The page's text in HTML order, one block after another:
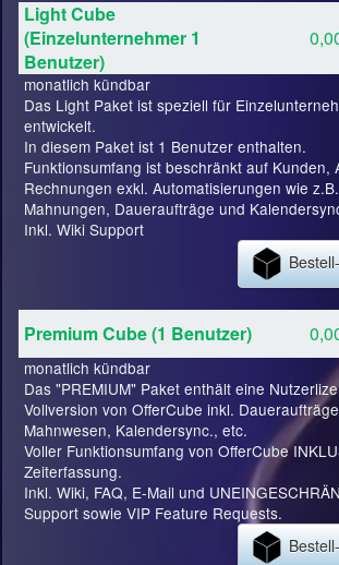
Light Cube
(Einzelunternehmer 1
Benutzer)
monatlich kündbar
Das Light Paket ist speziell für
entwickelt.
In diesem Paket ist 1 Benutzer enthalten.
Funktionsumfang ist beschränkt auf Kunden,
Rechnungen exkl. Automatisierungen wie
Mahnungen, Daueraufträge und
Inkl. Wiki Support
Premium Cube (1 Benutzer)
monatlich kündbar
Das "PREMIUM" Paket enthält eine
Vollversion von OfferCube inkl.
Mahnwesen, Kalendersync., etc.
Voller Funktionsumfang von OfferCube
Zeiterfassung.
Inkl. Wiki, FAQ, E-Mail und
Support sowie VIP Feature Requests.